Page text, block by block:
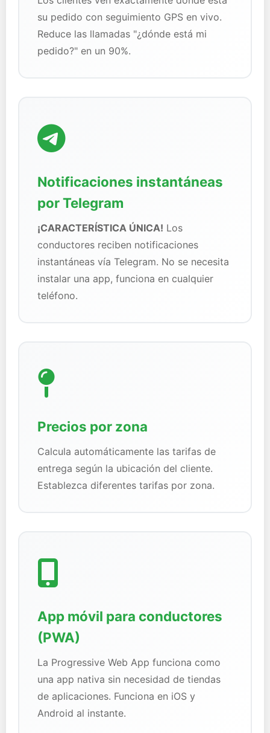
su pedido con seguimiento GPS en vivo.
Reduce las llamadas "¿dónde está mi
pedido?" en un 90%.
Notificaciones instantáneas
por Telegram
¡CARACTERÍSTICA ÚNICA! Los
conductores reciben notificaciones
instantáneas vía Telegram. No se necesita
instalar una app, funciona en cualquier
teléfono.
Precios por zona
Calcula automáticamente las tarifas de
entrega según la ubicación del cliente.
Establezca diferentes tarifas por zona.
App móvil para conductores
(PWA)
La Progressive Web App funciona como
una app nativa sin necesidad de tiendas
de aplicaciones. Funciona en iOS y
Android al instante.